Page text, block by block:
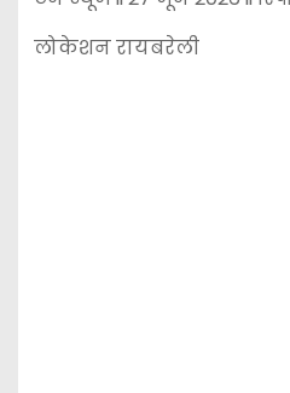
लोकेशन रायबरेली